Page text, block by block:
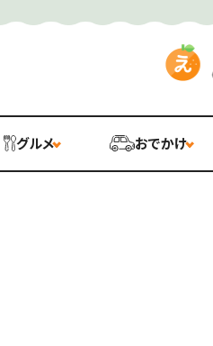
グルメ おでかけ